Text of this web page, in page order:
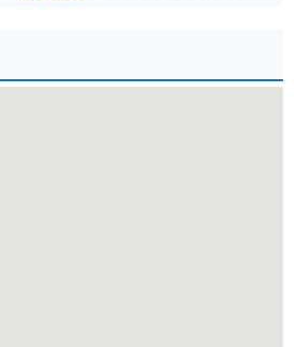
品です。お土産にそばを購入するこ